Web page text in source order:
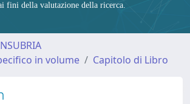
fini della valutazione della ricerca.
in volume
Capitolo di Libro